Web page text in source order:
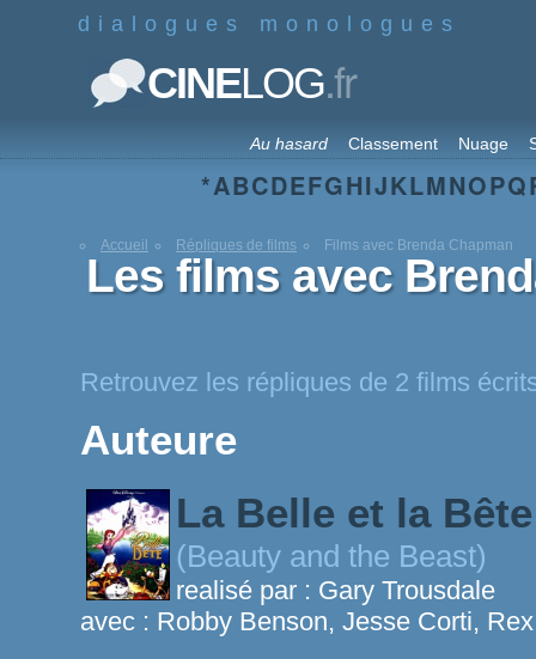
dialogues monologues
CINELOG.fr
Au hasard Classement Nuage
*ABCDEFGHIJKLMNOPQ
Accueil Répliques de films Films avec Brenda Chapman
Les films avec
Retrouvez les répliques de 2 films
Auteure
La Belle et la
(Beauty and the Beast)
realisé par : Gary Trousdale
avec : Robby Benson, Jesse Corti,